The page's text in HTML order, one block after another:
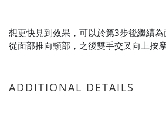
想更快見到效果，可以於第3步後繼續
從面部推向頸部，之後雙手交叉向上按
ADDITIONAL DETAILS